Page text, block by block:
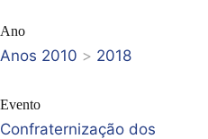
Ano
Anos 2010 > 2018
Evento
Confraternização dos